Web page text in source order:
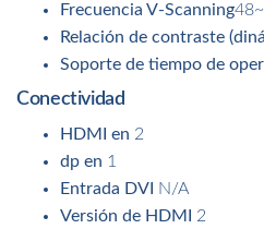
Frecuencia V-Scanning
Relación de contraste
Soporte de tiempo de
Conectividad
HDMI en 2
dp en 1
Entrada DVI
N/A
Versión de HDMI 2